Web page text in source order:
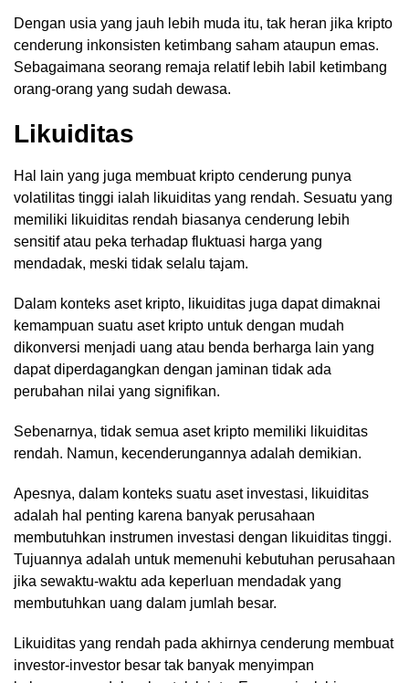
Dengan usia yang jauh lebih muda itu, tak heran jika kripto
cenderung inkonsisten ketimbang saham ataupun emas.
Sebagaimana seorang remaja relatif lebih labil ketimbang
orang-orang yang sudah dewasa.
Likuiditas
Hal lain yang juga membuat kripto cenderung punya
volatilitas tinggi ialah likuiditas yang rendah. Sesuatu yang
memiliki likuiditas rendah biasanya cenderung lebih
sensitif atau peka terhadap fluktuasi harga yang
mendadak, meski tidak selalu tajam.
Dalam konteks aset kripto, likuiditas juga dapat dimaknai
kemampuan suatu aset kripto untuk dengan mudah
dikonversi menjadi uang atau benda berharga lain yang
dapat diperdagangkan dengan jaminan tidak ada
perubahan nilai yang signifikan.
Sebenarnya, tidak semua aset kripto memiliki likuiditas
rendah. Namun, kecenderungannya adalah demikian.
Apesnya, dalam konteks suatu aset investasi, likuiditas
adalah hal penting karena banyak perusahaan
membutuhkan instrumen investasi dengan likuiditas tinggi.
Tujuannya adalah untuk memenuhi kebutuhan perusahaan
jika sewaktu-waktu ada keperluan mendadak yang
membutuhkan uang dalam jumlah besar.
Likuiditas yang rendah pada akhirnya cenderung membuat
investor-investor besar tak banyak menyimpan